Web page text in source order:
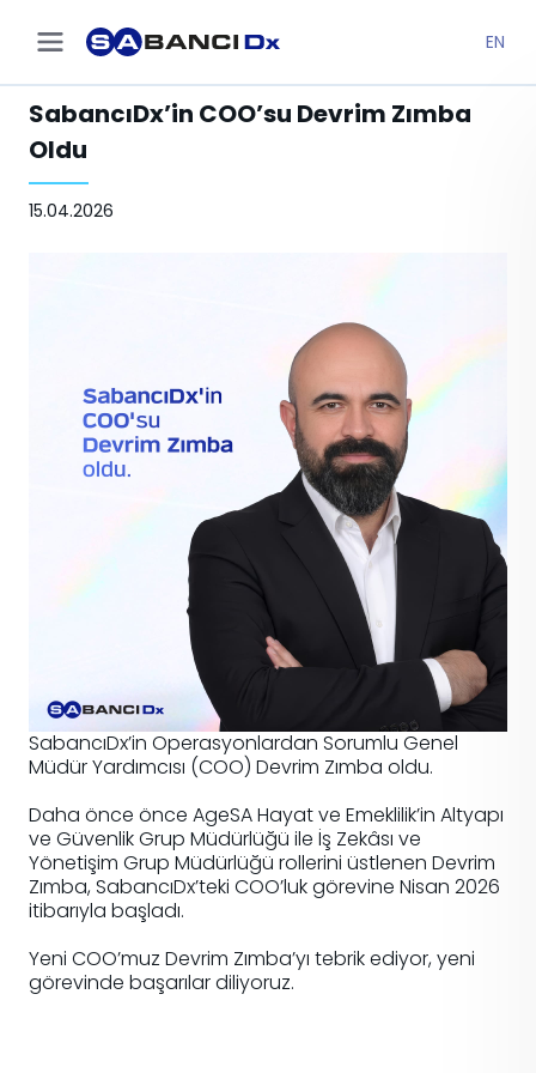
EN
SabancıDx’in COO’su Devrim Zımba
Oldu
15.04.2026
SabancıDx’in Operasyonlardan Sorumlu Genel
Müdür Yardımcısı (COO) Devrim Zımba oldu.
Daha önce önce AgeSA Hayat ve Emeklilik’in Altyapı
ve Güvenlik Grup Müdürlüğü ile İş Zekâsı ve
Yönetişim Grup Müdürlüğü rollerini üstlenen Devrim
Zımba, SabancıDx’teki COO’luk görevine Nisan 2026
itibarıyla başladı.
Yeni COO’muz Devrim Zımba’yı tebrik ediyor, yeni
görevinde başarılar diliyoruz.